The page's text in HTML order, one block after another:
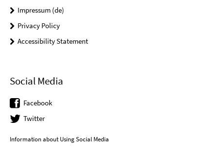
Impressum (de)
Privacy Policy
Accessibility Statement
Social Media
Facebook
Twitter
Information about Using Social Media